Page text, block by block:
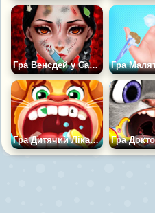
Гра Венсдей у Салоні Краси
Гра Дитячий Лікар Стоматолог